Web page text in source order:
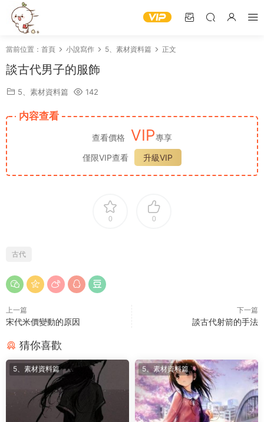
當前位置： 首頁 小說寫作 5、素材資料篇 正文
談古代男子的服飾
5、素材資料篇 142
内容查看
查看價格 VIP專享
僅限VIP查看
升級VIP
0 0
古代
上一篇
宋代米價變動的原因
下一篇
談古代射箭的手法
猜你喜歡
5、素材資料篇 5、素材資料篇